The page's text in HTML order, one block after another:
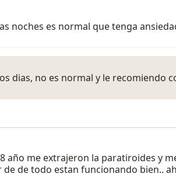
noches es normal que tenga
dias, no es normal y le recomiendo
año me extrajeron la paratiroides y
de de todo estan funcionando bien..